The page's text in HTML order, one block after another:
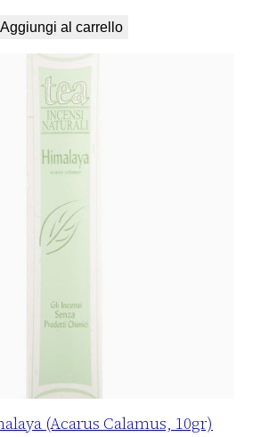
Aggiungi al carrello
(Acarus Calamus, 10gr)